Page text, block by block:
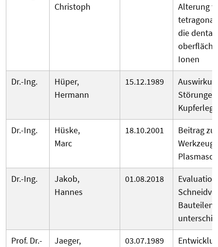
Christoph
Alterung
die
Ionen
Dr.-Ing.
Hüper,
Hermann
15.12.1989
Dr.-Ing.
Hüske,
Marc
18.10.2001
Beitrag
Dr.-Ing.
Jakob,
Hannes
01.08.2018
Bauteilen
Prof. Dr.-
Jaeger,
03.07.1989